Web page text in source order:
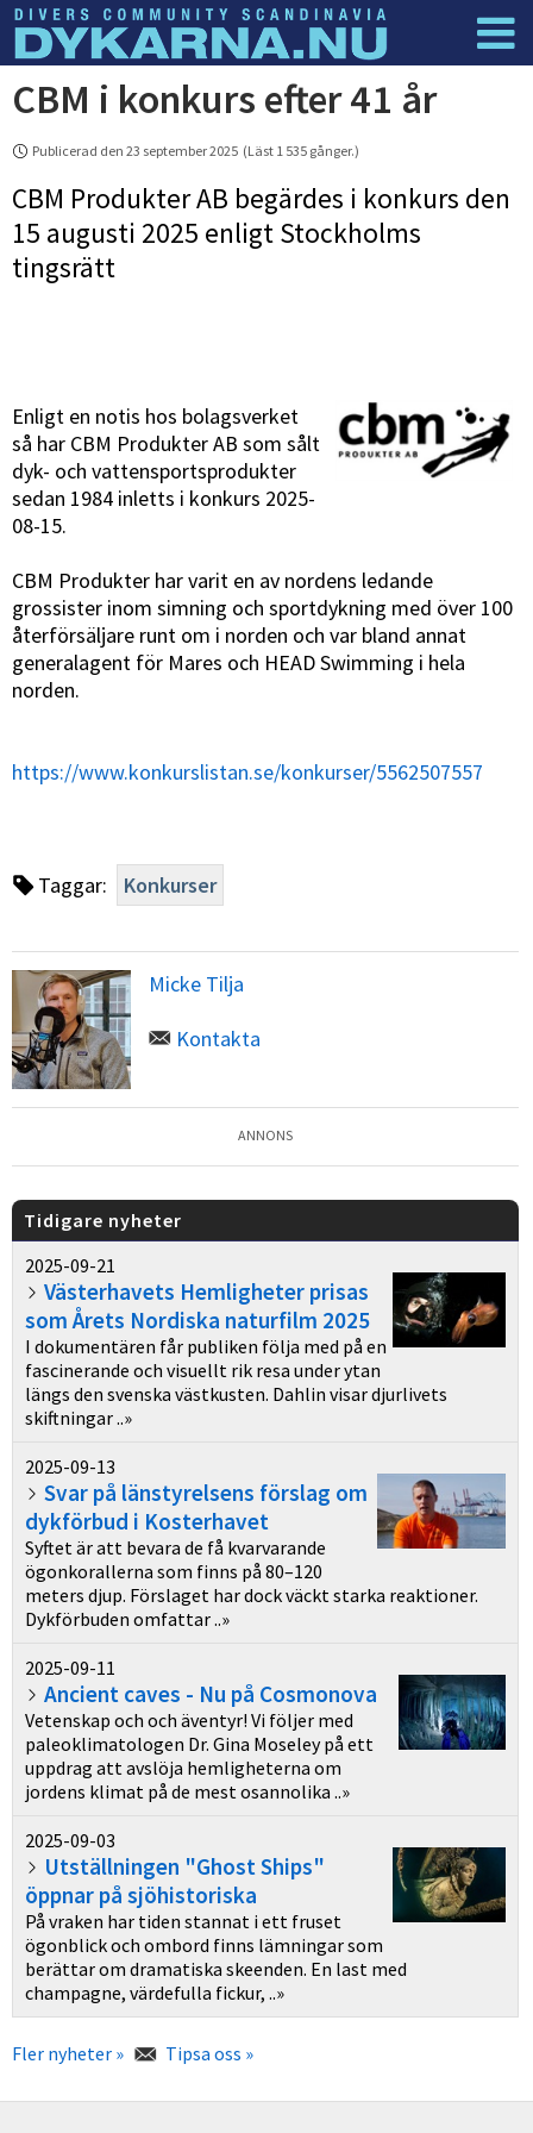
Dyknyheter Logga in
CBM i konkurs efter 41 år
Publicerad den 23 september 2025 (Läst 1 535 gånger.)
CBM Produkter AB begärdes i konkurs den
15 augusti 2025 enligt Stockholms
tingsrätt
Enligt en notis hos bolagsverket
så har CBM Produkter AB som sålt
dyk- och vattensportsprodukter
sedan 1984 inletts i konkurs 2025-
08-15.
CBM Produkter har varit en av nordens ledande
grossister inom simning och sportdykning med över 100
återförsäljare runt om i norden och var bland annat
generalagent för Mares och HEAD Swimming i hela
norden.
https://www.konkurslistan.se/konkurser/5562507557
Taggar: Konkurser
Micke Tilja
Kontakta
ANNONS
Tidigare nyheter
2025-09-21
Västerhavets Hemligheter prisas
som Årets Nordiska naturfilm 2025
I dokumentären får publiken följa med på en
fascinerande och visuellt rik resa under ytan
längs den svenska västkusten. Dahlin visar djurlivets
skiftningar ..»
2025-09-13
Svar på länstyrelsens förslag om
dykförbud i Kosterhavet
Syftet är att bevara de få kvarvarande
ögonkorallerna som finns på 80–120
meters djup. Förslaget har dock väckt starka reaktioner.
Dykförbuden omfattar ..»
2025-09-11
Ancient caves - Nu på Cosmonova
Vetenskap och och äventyr! Vi följer med
paleoklimatologen Dr. Gina Moseley på ett
uppdrag att avslöja hemligheterna om
jordens klimat på de mest osannolika ..»
2025-09-03
Utställningen "Ghost Ships"
öppnar på sjöhistoriska
På vraken har tiden stannat i ett fruset
ögonblick och ombord finns lämningar som
berättar om dramatiska skeenden. En last med
champagne, värdefulla fickur, ..»
Fler nyheter » Tipsa oss »